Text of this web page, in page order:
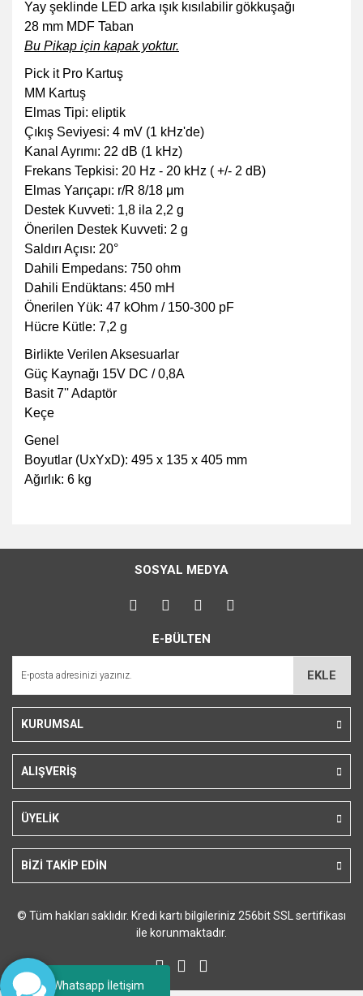
Whatsapp İletişim
Yay şeklinde LED arka ışık kısılabilir gökkuşağı
28 mm MDF Taban
Bu Pikap için kapak yoktur.
Pick it Pro Kartuş
MM Kartuş
Elmas Tipi: eliptik
Çıkış Seviyesi: 4 mV (1 kHz'de)
Kanal Ayrımı: 22 dB (1 kHz)
Frekans Tepkisi: 20 Hz - 20 kHz ( +/- 2 dB)
Elmas Yarıçapı: r/R 8/18 μm
Destek Kuvveti: 1,8 ila 2,2 g
Önerilen Destek Kuvveti: 2 g
Saldırı Açısı: 20°
Dahili Empedans: 750 ohm
Dahili Endüktans: 450 mH
Önerilen Yük: 47 kOhm / 150-300 pF
Hücre Kütle: 7,2 g
Birlikte Verilen Aksesuarlar
Güç Kaynağı 15V DC / 0,8A
Basit 7'' Adaptör
Keçe
Genel
Boyutlar (UxYxD): 495 x 135 x 405 mm
Ağırlık: 6 kg
konularda yetersiz gördüğünüz noktaları öneri formunu
kullanarak tarafımıza iletebilirsiniz.
Görüş ve önerileriniz için teşekkür ederiz.
Ürün açıklamasında eksik bilgiler bulunuyor.
Bu ürüne benzer farklı alternatifler olmalı.
SOSYAL MEDYA
E-BÜLTEN
EKLE
KURUMSAL
ALIŞVERİŞ
ÜYELİK
BİZİ TAKİP EDİN
© Tüm hakları saklıdır. Kredi kartı bilgileriniz 256bit SSL sertifikası
ile korunmaktadır.